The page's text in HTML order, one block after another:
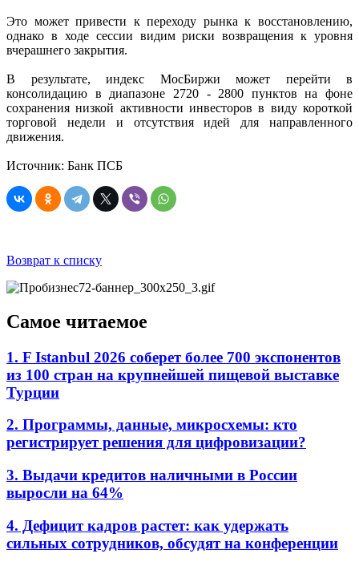
Это может привести к переходу рынка к восстановлению,
однако в ходе сессии видим риски возвращения к уровня
вчерашнего закрытия.
В результате, индекс МосБиржи может перейти в
консолидацию в диапазоне 2720 - 2800 пунктов на фоне
сохранения низкой активности инвесторов в виду короткой
торговой недели и отсутствия идей для направленного
движения.
Источник: Банк ПСБ
Возврат к списку
Самое читаемое
1. F Istanbul 2026 соберет более 700 экспонентов
из 100 стран на крупнейшей пищевой выставке
Турции
2. Программы, данные, микросхемы: кто
регистрирует решения для цифровизации?
3. Выдачи кредитов наличными в России
выросли на 64%
4. Дефицит кадров растет: как удержать
сильных сотрудников, обсудят на конференции